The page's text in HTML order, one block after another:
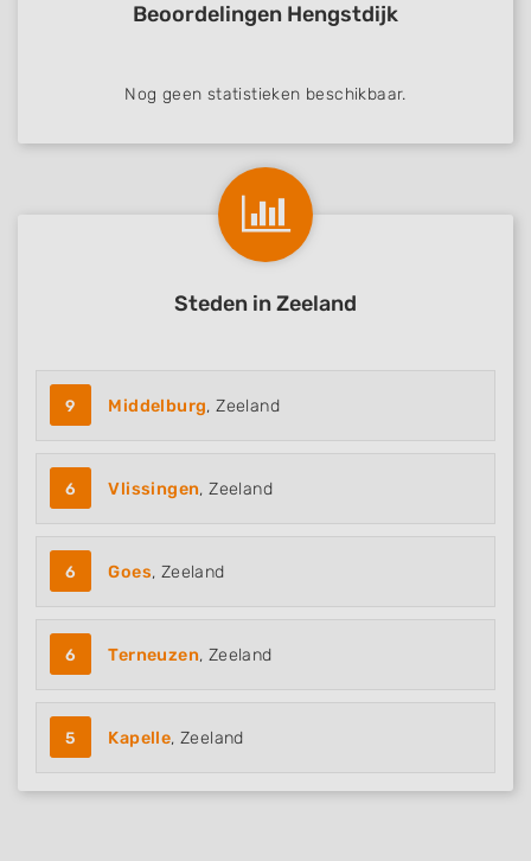
Beoordelingen Hengstdijk
Nog geen statistieken beschikbaar.
Steden in Zeeland
9 Middelburg, Zeeland
6 Vlissingen, Zeeland
6 Goes, Zeeland
6 Terneuzen, Zeeland
5 Kapelle, Zeeland